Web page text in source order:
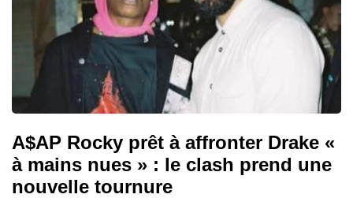
A$AP Rocky prêt à affronter Drake «
à mains nues » : le clash prend une
nouvelle tournure